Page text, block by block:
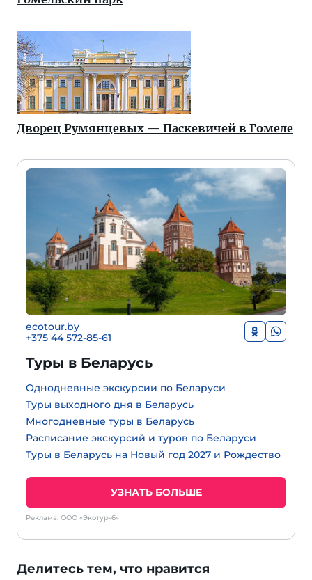
Дворец Румянцевых — Паскевичей в Гомеле
ecotour.by
+375 44 572-85-61
Туры в Беларусь
Однодневные экскурсии по Беларуси
Туры выходного дня в Беларусь
Многодневные туры в Беларусь
Расписание экскурсий и туров по Беларуси
Туры в Беларусь на Новый год 2027 и Рождество
УЗНАТЬ БОЛЬШЕ
Реклама: ООО «Экотур-6»
Делитесь тем, что нравится